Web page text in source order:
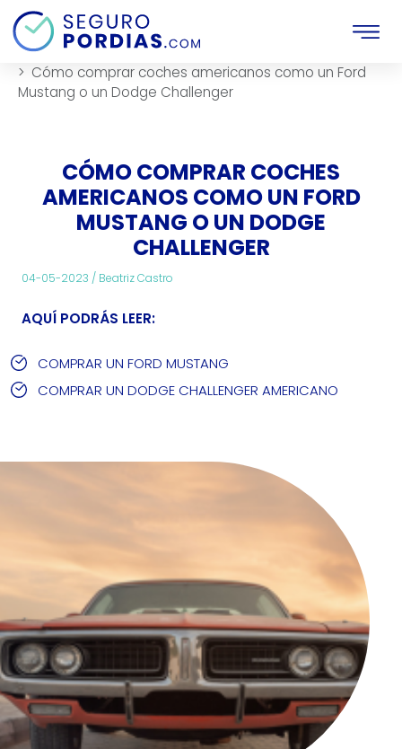
Inicio Compra-venta-de-vehiculos
Cómo comprar coches americanos como un Ford
Mustang o un Dodge Challenger
CÓMO COMPRAR COCHES
AMERICANOS COMO UN FORD
MUSTANG O UN DODGE
CHALLENGER
04-05-2023 / Beatriz Castro
AQUÍ PODRÁS LEER:
COMPRAR UN FORD MUSTANG
COMPRAR UN DODGE CHALLENGER AMERICANO